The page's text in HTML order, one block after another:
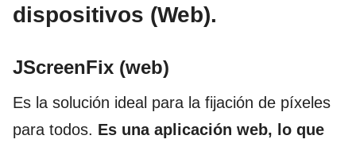
dispositivos (Web).
JScreenFix (web)
Es la solución ideal para la fijación de píxeles
para todos. Es una aplicación web, lo que